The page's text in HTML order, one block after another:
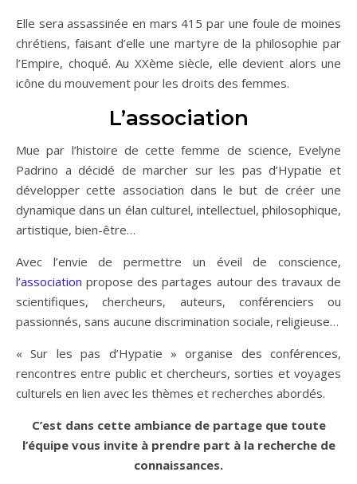
Elle sera assassinée en mars 415 par une foule de moines
chrétiens, faisant d’elle une martyre de la philosophie par
l’Empire, choqué. Au XXème siècle, elle devient alors une
icône du mouvement pour les droits des femmes.
L’association
Mue par l’histoire de cette femme de science, Evelyne
Padrino a décidé de marcher sur les pas d’Hypatie et
développer cette association dans le but de créer une
dynamique dans un élan culturel, intellectuel, philosophique,
artistique, bien-être…
Avec l’envie de permettre un éveil de conscience,
l’association propose des partages autour des travaux de
scientifiques, chercheurs, auteurs, conférenciers ou
passionnés, sans aucune discrimination sociale, religieuse…
« Sur les pas d’Hypatie » organise des conférences,
rencontres entre public et chercheurs, sorties et voyages
culturels en lien avec les thèmes et recherches abordés.
C’est dans cette ambiance de partage que toute
l’équipe vous invite à prendre part à la recherche de
connaissances.